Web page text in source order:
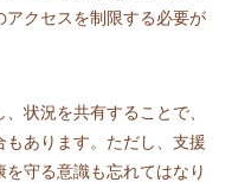
アクセスを制限する必要が
状況を共有することで、
もあります。ただし、支援
守る意識も忘れてはなり